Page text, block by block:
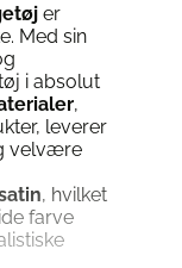
er
Med sin
i absolut
,
leverer
velvære
, hvilket
farve